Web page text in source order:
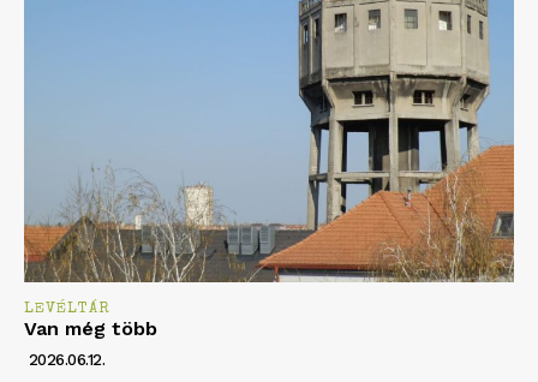
LEVÉLTÁR
Van még több
2026.06.12.